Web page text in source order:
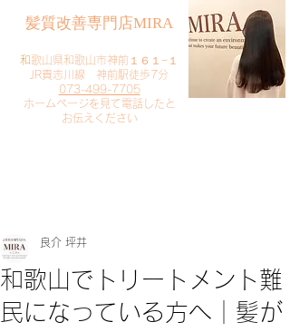
​髪質改善専門店MIRA
​和歌山県和歌山市神前１６１−１
JR貴志川線 神前駅徒歩7分
073-499-7705
​ホームページを見て電話したと
お伝えください
和歌山でトリートメント難
民になっている方へ｜髪が
良介 坪井